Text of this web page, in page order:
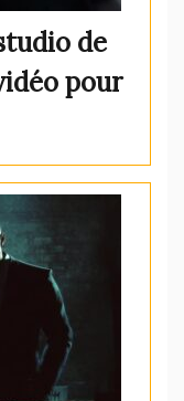
de
pour